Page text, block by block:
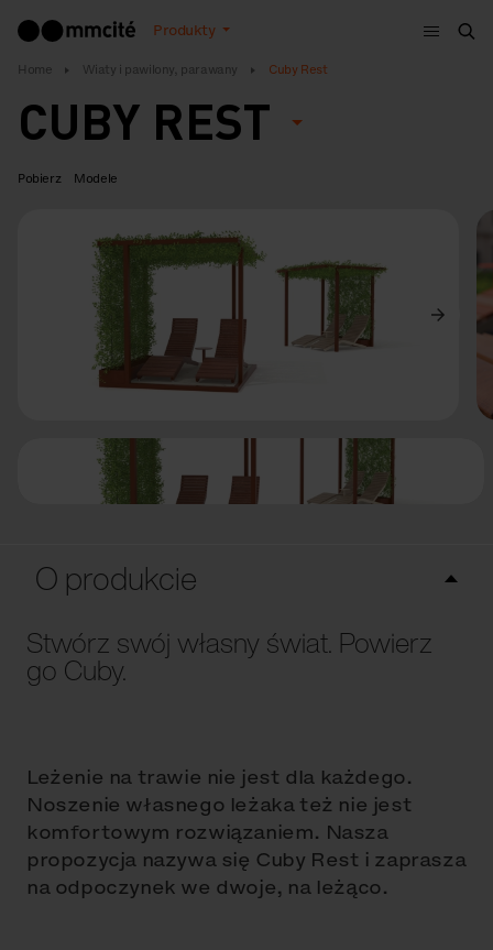
Produkty
Menu
Home Wiaty i pawilony, parawany Cuby Rest
CUBY REST
Pobierz Modele
Poprzedni
O produkcie
Stwórz swój własny świat. Powierz
go Cuby.
Leżenie na trawie nie jest dla każdego.
Noszenie własnego leżaka też nie jest
komfortowym rozwiązaniem. Nasza
propozycja nazywa się Cuby Rest i zaprasza
na odpoczynek we dwoje, na leżąco.